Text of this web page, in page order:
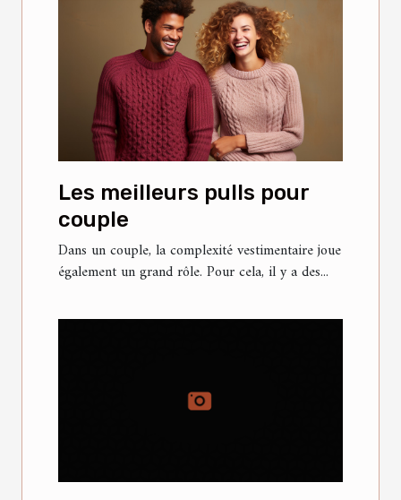
Les meilleurs pulls pour
couple
Dans un couple, la complexité vestimentaire joue
également un grand rôle. Pour cela, il y a des...